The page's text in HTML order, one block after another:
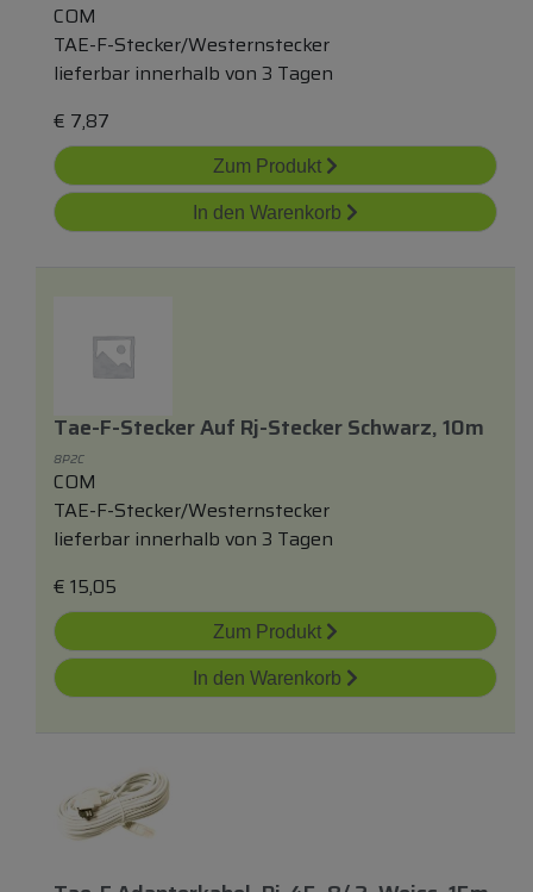
COM
TAE-F-Stecker/Westernstecker
lieferbar innerhalb von 3 Tagen
€ 7,87
Zum Produkt
In den Warenkorb
Tae-F-Stecker Auf Rj-Stecker Schwarz, 10m
8P2C
COM
TAE-F-Stecker/Westernstecker
lieferbar innerhalb von 3 Tagen
€ 15,05
Zum Produkt
In den Warenkorb